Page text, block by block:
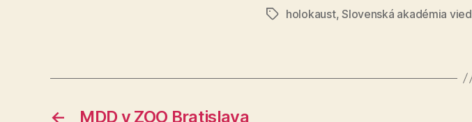
Značkyholokaust,Slovenská akadémia vied
← MDD v ZOO Bratislava